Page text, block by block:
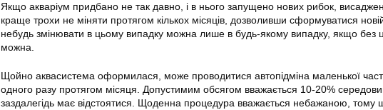
Якщо акваріум придбано не так давно, і в нього запущено нових рибок,
краще трохи не міняти протягом кількох місяців, дозволивши сформуватися
небудь змінювати в цьому випадку можна лише в будь-якому випадку, якщо без
можна.
Щойно аквасистема оформилася, може проводитися автопідміна маленької
одного разу протягом місяця. Допустимим обсягом вважається 10-20%
заздалегідь має відстоятися. Щоденна процедура вважається небажаною,